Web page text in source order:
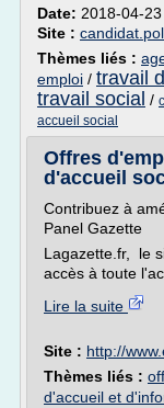
Date: 2018-04-
Site :
Thèmes liés :
emploi / travail
travail social /
accueil social
Offres
d'accueil
Contribuez à
Panel Gazette
Lagazette.fr, le
accès à toute
Lire la suite
Site : http://
Thèmes liés :
d'accueil et